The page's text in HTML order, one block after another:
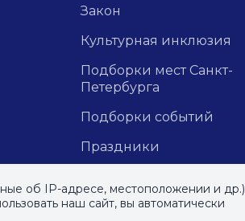
Закон
Культурная инклюзия
Подборки мест Санкт-
Петербурга
Подборки событий
Праздники
рецензии
об IP-адресе, местоположении и др.)
наш сайт, вы автоматически